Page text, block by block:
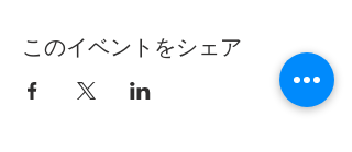
このイベントをシェア